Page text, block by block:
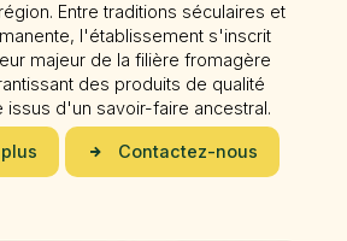
Entre traditions séculaires et
l'établissement s'inscrit
majeur de la filière fromagère
des produits de qualité
issus d'un savoir-faire ancestral.
Contactez-nous